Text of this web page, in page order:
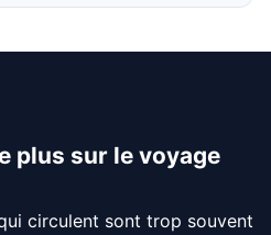
plus sur le voyage
circulent sont trop souvent